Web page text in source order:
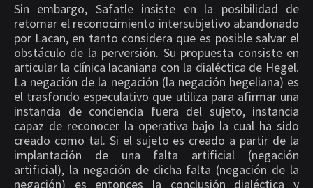
Sin embargo, Safatle insiste en la posibilidad de
retomar el reconocimiento intersubjetivo abandonado
por Lacan, en tanto considera que es posible salvar el
obstáculo de la perversión. Su propuesta consiste en
articular la clínica lacaniana con la dialéctica de Hegel.
La negación de la negación (la negación hegeliana) es
el trasfondo especulativo que utiliza para afirmar una
instancia de conciencia fuera del sujeto, instancia
capaz de reconocer la operativa bajo la cual ha sido
creado como tal. Si el sujeto es creado a partir de la
implantación de una falta artificial (negación
artificial), la negación de dicha falta (negación de la
negación) es entonces la conclusión dialéctica y